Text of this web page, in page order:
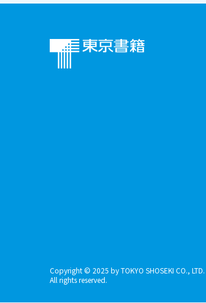
Copyright © 2025 by TOKYO SHOSEKI CO., LTD.
All rights reserved.